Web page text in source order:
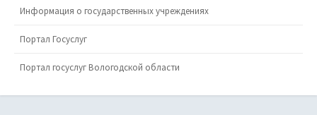
Информация о государственных учреждениях
Портал Госуслуг
Портал госуслуг Вологодской области